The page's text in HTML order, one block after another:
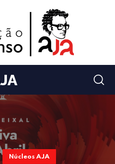
Núcleos AJA